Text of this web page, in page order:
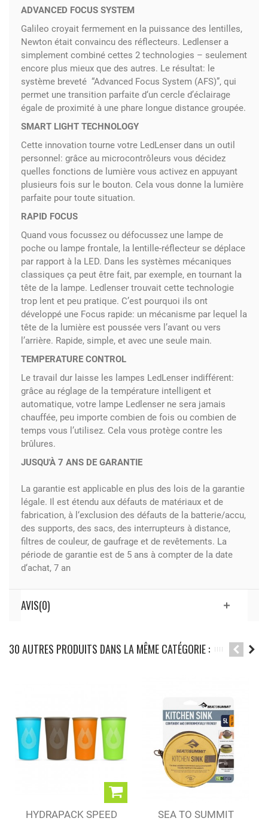
ADVANCED FOCUS SYSTEM
Galileo croyait fermement en la puissance des lentilles,
Newton était convaincu des réflecteurs. Ledlenser a
simplement combiné cettes 2 technologies – seulement
encore plus mieux que des autres. Le résultat: le
système breveté “Advanced Focus System (AFS)”, qui
permet une transition parfaite d‘un cercle d’éclairage
égale de proximité à une phare longue distance groupée.
SMART LIGHT TECHNOLOGY
Cette innovation tourne votre LedLenser dans un outil
personnel: grâce au microcontrôleurs vous décidez
quelles fonctions de lumière vous activez en appuyant
plusieurs fois sur le bouton. Cela vous donne la lumière
parfaite pour toute situation.
RAPID FOCUS
Quand vous focussez ou défocussez une lampe de
poche ou lampe frontale, la lentille-réflecteur se déplace
par rapport à la LED. Dans les systèmes mécaniques
classiques ça peut être fait, par exemple, en tournant la
tête de la lampe. Ledlenser trouvait cette technologie
trop lent et peu pratique. C’est pourquoi ils ont
développé une Focus rapide: un mécanisme par lequel la
tête de la lumière est poussée vers l’avant ou vers
l’arrière. Rapide, simple, et avec une seule main.
TEMPERATURE CONTROL
Le travail dur laisse les lampes LedLenser indifférent:
grâce au réglage de la température intelligent et
automatique, votre lampe Ledlenser ne sera jamais
chauffée, peu importe combien de fois ou combien de
temps vous l’utilisez. Cela vous protège contre les
brûlures.
JUSQU'À 7 ANS DE GARANTIE
La garantie est applicable en plus des lois de la garantie
légale. Il est étendu aux défauts de matériaux et de
fabrication, à l‘exclusion des défauts de la batterie/accu,
des supports, des sacs, des interrupteurs à distance,
filtres de couleur, de gaufrage et de revêtements. La
période de garantie est de 5 ans à compter de la date
d‘achat, 7 an
AVIS(0)
30 AUTRES PRODUITS DANS LA MÊME CATÉGORIE :
HYDRAPACK SPEED SEA TO SUMMIT